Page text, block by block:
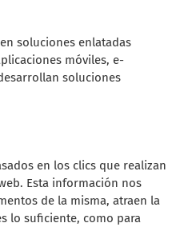
soluciones enlatadas
móviles, e-
soluciones
en los clics que realizan
Esta información nos
de la misma, atraen la
lo suficiente, como para